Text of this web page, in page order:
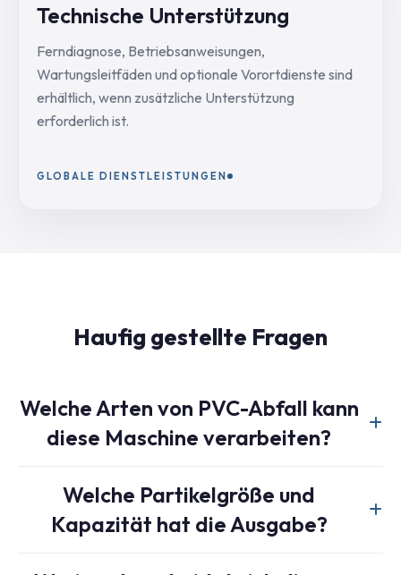
Technische Unterstützung
Ferndiagnose, Betriebsanweisungen,
Wartungsleitfäden und optionale Vorortdienste sind
erhältlich, wenn zusätzliche Unterstützung
erforderlich ist.
GLOBALE DIENSTLEISTUNGEN
Haufig gestellte Fragen
Welche Arten von PVC-Abfall kann
diese Maschine verarbeiten?
breiten Palette von Hart-PVC-Abfällen ausgelegt, darunter
Industrieabfälle wie Rohre, Fenster- und Türprofile,
Hartplastikabfälle.
Welche Partikelgröße und
Kapazität hat die Ausgabe?